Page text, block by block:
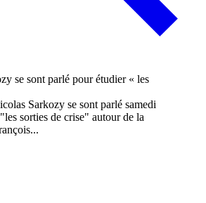
Sarkozy se sont parlé samedi
sorties de crise" autour de la